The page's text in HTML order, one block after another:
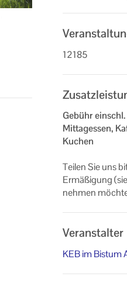
12185
Gebühr einschl.
Mittagessen,
Kuchen
Teilen Sie uns
Ermäßigung
nehmen
Veranstalter
KEB im Bistum